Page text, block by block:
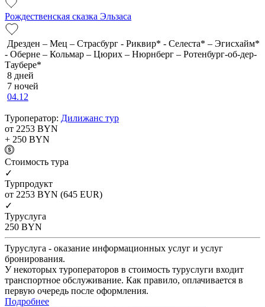
Рождественская сказка Эльзаса
Дрезден – Мец – Страсбург - Риквир* - Селеста* – Эгисхайм*
- Оберне – Кольмар – Цюрих – Нюрнберг – Ротенбург-об-дер-
Таубере*
8 дней
7 ночей
04.12
Туроператор: Дилижанс тур
от 2253 BYN
+ 250 BYN
Cтоимость тура
✓
Турпродукт
от 2253 BYN (645 EUR)
✓
Туруслуга
250 BYN
Туруслуга - оказание информационных услуг и услуг
бронирования.
У некоторых туроператоров в стоимость туруслуги входит
транспортное обслуживание. Как правило, оплачивается в
первую очередь после оформления.
Подробнее